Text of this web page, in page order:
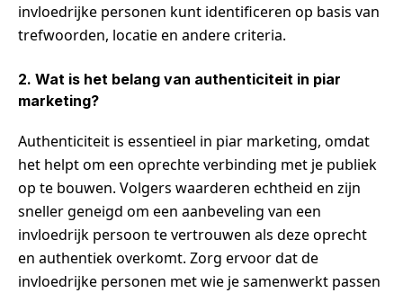
invloedrijke personen kunt identificeren op basis van
trefwoorden, locatie en andere criteria.
2. Wat is het belang van authenticiteit in piar
marketing?
Authenticiteit is essentieel in piar marketing, omdat
het helpt om een oprechte verbinding met je publiek
op te bouwen. Volgers waarderen echtheid en zijn
sneller geneigd om een aanbeveling van een
invloedrijk persoon te vertrouwen als deze oprecht
en authentiek overkomt. Zorg ervoor dat de
invloedrijke personen met wie je samenwerkt passen